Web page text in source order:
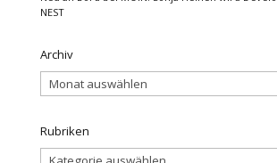
NEST
Archiv
Archiv
Rubriken
Rubriken